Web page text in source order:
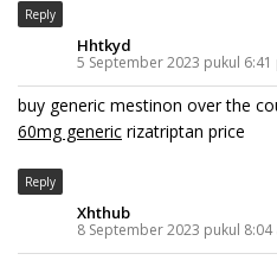
Reply
Hhtkyd
5 September 2023 pukul 6:41
buy generic mestinon over the
60mg generic rizatriptan price
Reply
Xhthub
8 September 2023 pukul 8:04